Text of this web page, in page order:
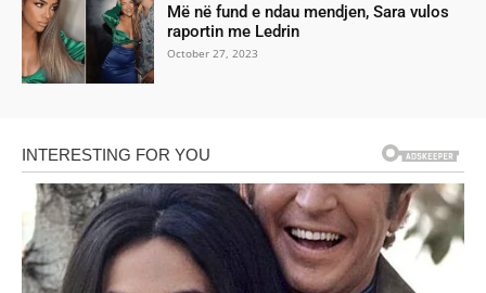
Më në fund e ndau mendjen, Sara vulos
raportin me Ledrin
October 27, 2023